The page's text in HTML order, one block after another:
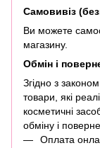
Самовивіз
Ви можете
магазину.
Обмін і
Згідно з
товари, які
косметичні
обміну і
Оплата